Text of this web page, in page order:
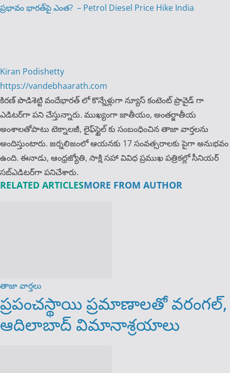
ప్రభావం భారత్‌పై ఎంత? ‌‌ – Petrol Diesel Price Hike India
Kiran Podishetty
https://vandebhaarath.com
కిర‌ణ్ పొడిశెట్టి వందేభారత్ లో కొన్నేళ్లుగా న్యూస్ కంటెంట్ ప్రొవైడ్ గా
ఎడిటర్‌గా పని చేస్తున్నారు. ముఖ్యంగా జాతీయం, అంత‌ర్జాతీయ
అంశాల‌తోపాటు టెక్నాల‌జీ, లైఫ్‌స్టైల్‌ కు సంబంధించిన తాజా వార్తల‌ను
అందిస్తుంటారు. జర్నలిజంలో ఆయ‌న‌కు 17 సంవత్సరాలకు పైగా అనుభవం
ఉంది. ఈనాడు, ఆంధ్ర‌జ్యోతి, సాక్షి స‌హా వివిధ ప్ర‌ముఖ‌ ప‌త్రిక‌ల్లో సీనియ‌ర్‌
స‌బ్ఎడిట‌ర్‌గా ప‌నిచేశారు.
RELATED ARTICLESMORE FROM AUTHOR
తాజా వార్తలు
ప్రపంచస్థాయి ప్రమాణాలతో వరంగల్,
ఆదిలాబాద్ విమానాశ్రయాలు